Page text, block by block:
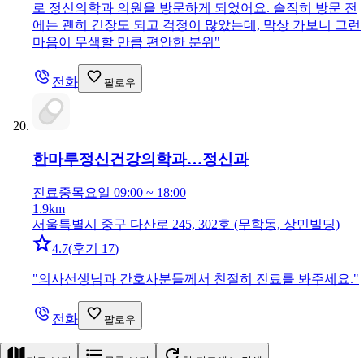
로 정신의학과 의원을 방문하게 되었어요. 솔직히 방문 전
에는 괜히 긴장도 되고 걱정이 많았는데, 막상 가보니 그런
마음이 무색할 만큼 편안한 분위 "
전화 팔로우
한마루정신건강의학과…정신과
진료중목요일 09:00 ~ 18:00
1.9km
서울특별시 중구 다산로 245, 302호 (무학동, 상민빌딩)
4.7(후기 17)
"의사선생님과 간호사분들께서 친절히 진료를 봐주세요."
전화 팔로우